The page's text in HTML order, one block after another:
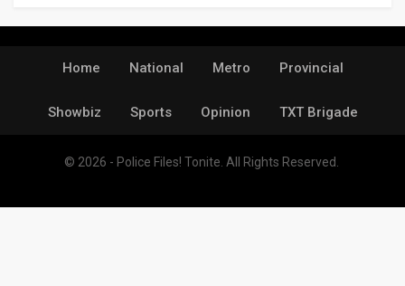
Home National Metro Provincial
Showbiz Sports Opinion TXT Brigade
© 2026 - Police Files! Tonite. All Rights Reserved.